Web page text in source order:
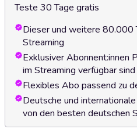
Teste 30 Tage gratis
Dieser und weitere 80.000
Streaming
Exklusiver Abonnent:innen
im Streaming verfügbar sind
Flexibles Abo passend zu
Deutsche und
von den besten deutschen